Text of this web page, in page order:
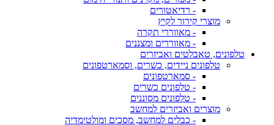
- רדיאטורים
מוצרי קירור לקיץ
- מאווררי תקרה
- מאווררים ומצננים
טלפונים, טאבלטים ואביזרים
טלפונים ניידים, כשרים, וסמארטפונים
- סמארטפונים
- טלפונים כשרים
- טלפונים מסוננים
מוצרים ואביזרים למחשב
- כבלים למחשב, מסכים ומולטימדיה